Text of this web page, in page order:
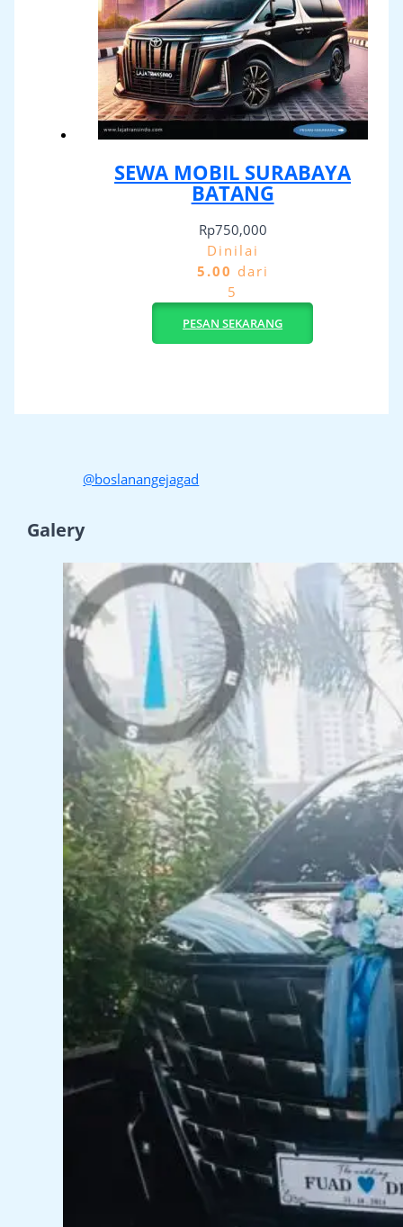
SEWA MOBIL SURABAYA
BATANG
Rp750,000
Dinilai
5.00 dari
5
PESAN SEKARANG
@boslanangejagad
Galery